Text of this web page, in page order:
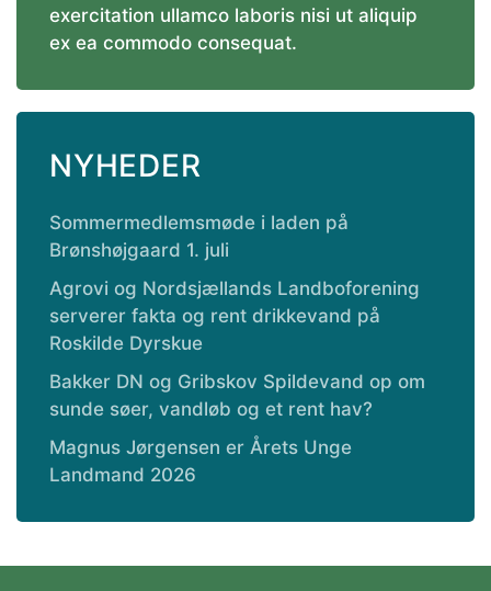
exercitation ullamco laboris nisi ut aliquip
ex ea commodo consequat.
NYHEDER
Sommermedlemsmøde i laden på
Brønshøjgaard 1. juli
Agrovi og Nordsjællands Landboforening
serverer fakta og rent drikkevand på
Roskilde Dyrskue
Bakker DN og Gribskov Spildevand op om
sunde søer, vandløb og et rent hav?
Magnus Jørgensen er Årets Unge
Landmand 2026